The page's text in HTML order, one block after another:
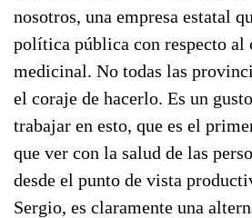
nosotros, una empresa estatal
política pública con respecto al
medicinal. No todas las
el coraje de hacerlo. Es un
trabajar en esto, que es el
que ver con la salud de las
desde el punto de vista
Sergio, es claramente una